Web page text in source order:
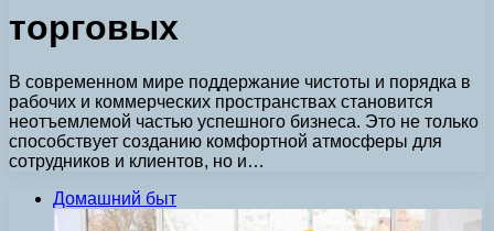
торговых
В современном мире поддержание чистоты и порядка в
рабочих и коммерческих пространствах становится
неотъемлемой частью успешного бизнеса. Это не только
способствует созданию комфортной атмосферы для
сотрудников и клиентов, но и…
Домашний быт